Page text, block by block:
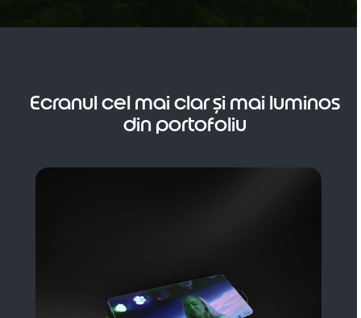
o
Ecranul cel mai clar și mai luminos
din portofoliu